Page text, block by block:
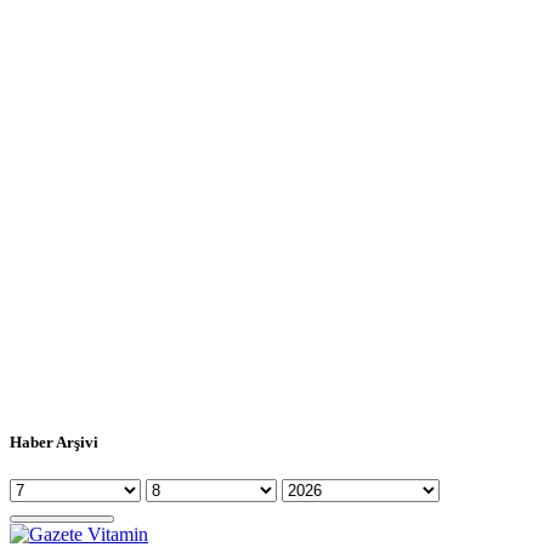
Haber Arşivi